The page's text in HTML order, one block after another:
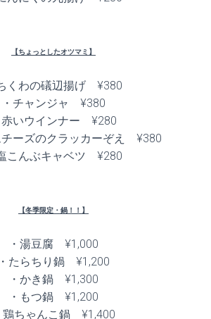
【ちょっとしたオツマミ】
くわの礒辺揚げ ¥380
・チャンジャ ¥380
赤いウインナー ¥280
チーズのクラッカーぞえ ¥380
こんぶキャベツ ¥280
【冬季限定・鍋！！】
・湯豆腐 ¥1,000
・たらちり鍋 ¥1,200
・かき鍋 ¥1,300
・もつ鍋 ¥1,200
鶏ちゃんこ鍋 ¥1,400